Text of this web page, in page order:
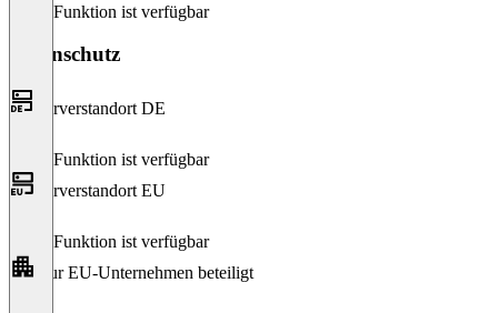
Diese Funktion ist verfügbar
Datenschutz
Serverstandort DE
Diese Funktion ist verfügbar
Serverstandort EU
Diese Funktion ist verfügbar
Nur EU-Unternehmen beteiligt